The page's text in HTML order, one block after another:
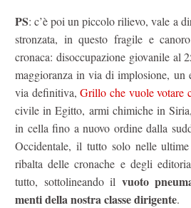
PS: c’è poi un piccolo rilievo, vale a
stronzata, in questo fragile e
cronaca: disoccupazione giovanile al
maggioranza in via di implosione, un
via definitiva,Grillo che vuole votare
civile in Egitto, armi chimiche in
in cella fino a nuovo ordine dalla
Occidentale, il tutto solo nelle
ribalta delle cronache e degli
tutto, sottolineando il vuoto
menti della nostra classe dirigente.